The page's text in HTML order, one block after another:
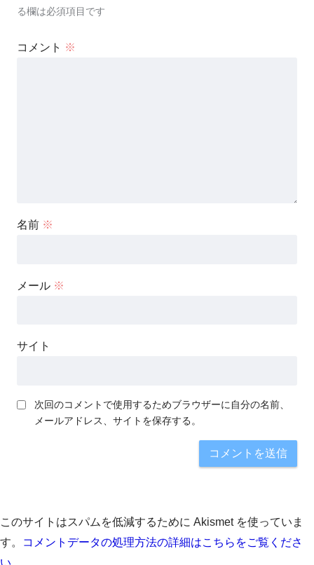
る欄は必須項目です
コメント ※
名前 ※
メール ※
サイト
次回のコメントで使用するためブラウザーに自分の名前、
メールアドレス、サイトを保存する。
このサイトはスパムを低減するために Akismet を使っていま
す。
コメントデータの処理方法の詳細はこちらをご覧くださ
い